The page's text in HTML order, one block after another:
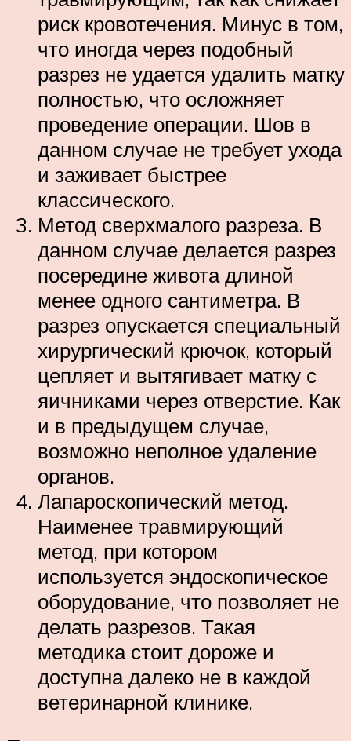
риск кровотечения. Минус в том,
что иногда через подобный
разрез не удается удалить матку
полностью, что осложняет
проведение операции. Шов в
данном случае не требует ухода
и заживает быстрее
классического.
Метод сверхмалого разреза. В
данном случае делается разрез
посередине живота длиной
менее одного сантиметра. В
разрез опускается специальный
хирургический крючок, который
цепляет и вытягивает матку с
яичниками через отверстие. Как
и в предыдущем случае,
возможно неполное удаление
органов.
Лапароскопический метод.
Наименее травмирующий
метод, при котором
используется эндоскопическое
оборудование, что позволяет не
делать разрезов. Такая
методика стоит дороже и
доступна далеко не в каждой
ветеринарной клинике.